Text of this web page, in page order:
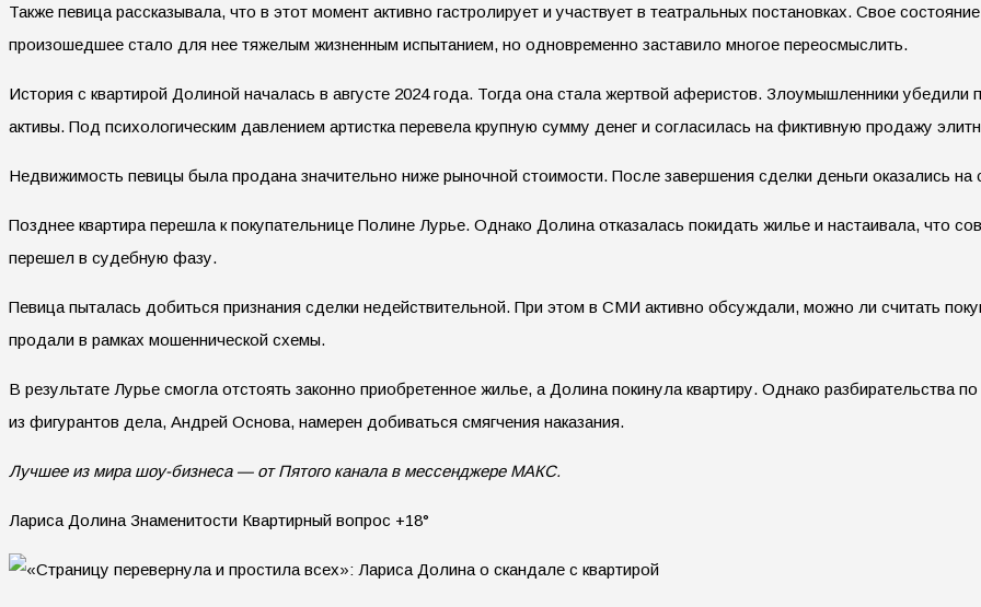
Также певица рассказывала, что в этот момент активно гастролирует и участвует в театральных постановках. Свое
произошедшее стало для нее тяжелым жизненным испытанием, но одновременно заставило многое переосмыслить.
История с квартирой Долиной началась в августе 2024 года. Тогда она стала жертвой аферистов. Злоумышленники
активы. Под психологическим давлением артистка перевела крупную сумму денег и согласилась на фиктивную продажу
Недвижимость певицы была продана значительно ниже рыночной стоимости. После завершения сделки деньги оказались на
Позднее квартира перешла к покупательнице Полине Лурье. Однако Долина отказалась покидать жилье и настаивала, что
перешел в судебную фазу.
Певица пыталась добиться признания сделки недействительной. При этом в СМИ активно обсуждали, можно ли считать
продали в рамках мошеннической схемы.
В результате Лурье смогла отстоять законно приобретенное жилье, а Долина покинула квартиру. Однако
из фигурантов дела, Андрей Основа, намерен добиваться смягчения наказания.
Лучшее из мира шоу-бизнеса — от Пятого канала в мессенджере МАКС.
Лариса Долина Знаменитости Квартирный вопрос +18°